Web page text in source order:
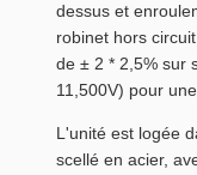
dessus et
robinet hors
de ± 2 * 2,5% sur
11,500V) pour
L'unité est logée
scellé en acier,